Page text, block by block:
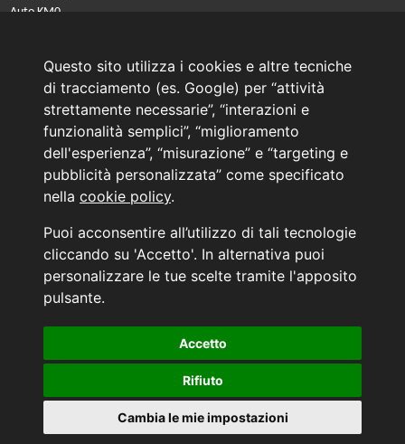
Questo sito utilizza i cookies e altre tecniche
di tracciamento (es. Google) per “attività
strettamente necessarie”, “interazioni e
funzionalità semplici”, “miglioramento
dell'esperienza”, “misurazione” e “targeting e
pubblicità personalizzata” come specificato
nella cookie policy.
Puoi acconsentire all’utilizzo di tali tecnologie
cliccando su 'Accetto'. In alternativa puoi
personalizzare le tue scelte tramite l'apposito
pulsante.
Accetto
Rifiuto
Cambia le mie impostazioni
Auto KM0
PRENOTA IL TUO INTERVENTO DI OFFICINA
PRENOTA LA REVISIONE DELLA TUA AUTO
Consulente Online Usato: 0805608980
Consulente Online Hyundai: 0805608985
AUTO PLANET BARI SRL | BARI, via Zippitelli 32-34 - CAP 70132 | P.I. 05126720720
Generata in 0,047 secondi | 216.73.217.62
INFORMATIVA AI SENSI DELL'ART. 79 DEL REG. IVASS n° 40/2018
Aggiorna le tue preferenze di consenso alle tecnologie di tracciamento.